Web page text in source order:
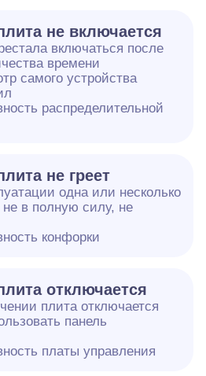
не включается
включаться после
времени
самого устройства
распределительной
не греет
одна или несколько
в полную силу, не
конфорки
отключается
плита отключается
панель
платы управления